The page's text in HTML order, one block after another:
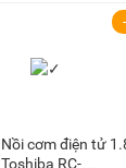
Nồi cơm điện tử
Toshiba RC-